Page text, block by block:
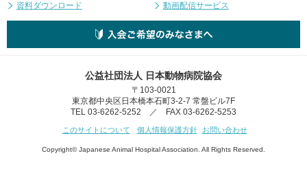
資料ダウンロード 動画配信サービス
公益社団法人 日本動物病院協会
〒103-0021
東京都中央区日本橋本石町3-2-7 常盤ビル7F
TEL 03-6262-5252 ／ FAX 03-6262-5253
このサイトについて 個人情報保護方針 お問い合わせ
Copyright© Japanese Animal Hospital Association. All Rights Reserved.